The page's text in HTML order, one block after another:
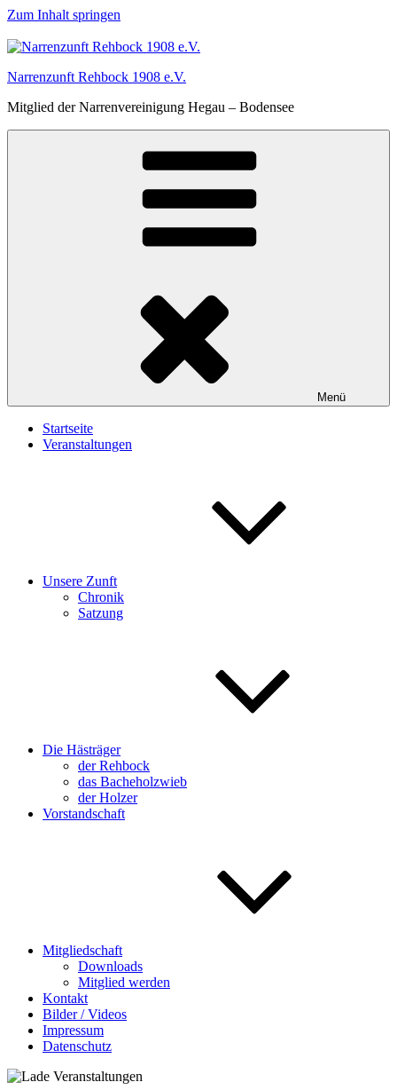
Zum Inhalt springen
Narrenzunft Rehbock 1908 e.V.
Mitglied der Narrenvereinigung Hegau – Bodensee
Menü
Startseite
Veranstaltungen
Unsere Zunft
Chronik
Satzung
Die Hästräger
der Rehbock
das Bacheholzwieb
der Holzer
Vorstandschaft
Mitgliedschaft
Downloads
Mitglied werden
Kontakt
Bilder / Videos
Impressum
Datenschutz